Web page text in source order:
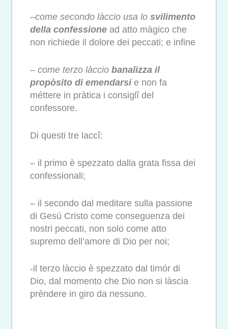
–come secondo làccio usa lo svilimento
della confessione ad atto màgico che
non richiede il dolore dei peccati; e infine
– come terzo làccio banalizza il
propòsito di emendarsie non fa
méttere in pràtica i consiglî del
confessore.
Di questi tre laccî:
– il primo è spezzato dalla grata fissa dei
confessionali;
– il secondo dal meditare sulla passione
di Gesú Cristo come conseguenza dei
nostri peccati, non solo come atto
supremo dell’amore di Dio per noi;
-il terzo làccio è spezzato dal timór di
Dio, dal momento che Dio non si làscia
prèndere in giro da nessuno.